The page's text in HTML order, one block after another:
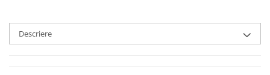
Descriere